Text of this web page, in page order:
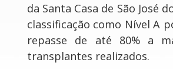
da Santa Casa de São José
classificação como Nível A
repasse de até 80% a
transplantes realizados.